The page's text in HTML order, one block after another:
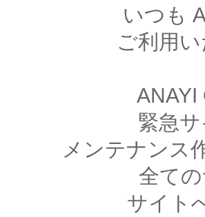
いつも
ご利用
ANAYI
緊急
メンテナンス
全て
サイト